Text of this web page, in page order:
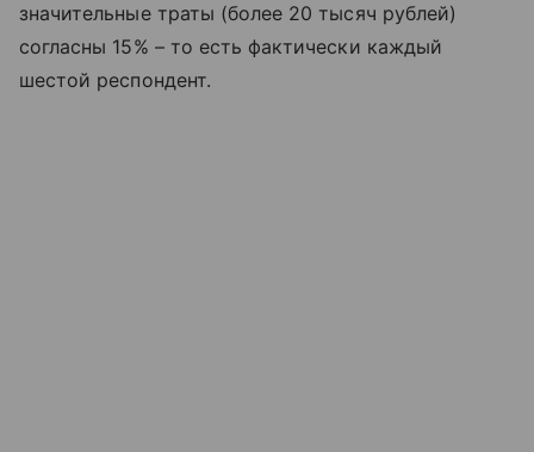
значительные траты (более 20 тысяч рублей)
согласны 15% – то есть фактически каждый
шестой респондент.